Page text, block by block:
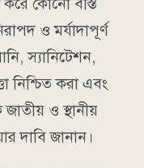
ও মর্যাদাপূর্ণ
স্যানিটেশন,
নিশ্চিত করা এবং
ও স্থানীয়
দাবি জানান।